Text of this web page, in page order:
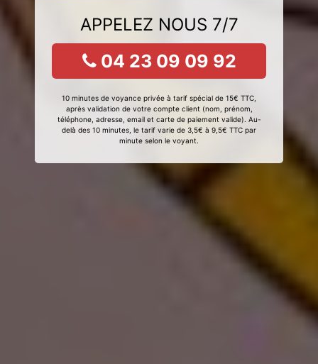
APPELEZ NOUS 7/7
04 23 09 09 92
10 minutes de voyance privée à tarif spécial de 15€ TTC,
après validation de votre compte client (nom, prénom,
téléphone, adresse, email et carte de paiement valide). Au-
delà des 10 minutes, le tarif varie de 3,5€ à 9,5€ TTC par
minute selon le voyant.